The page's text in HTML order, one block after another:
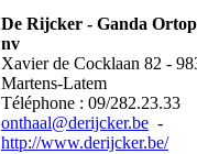
De Rijcker - Ganda
nv
Xavier de Cocklaan 82 -
Martens-Latem
Téléphone : 09/282.23.33
onthaal@derijcker.be -
http://www.derijcker.be/